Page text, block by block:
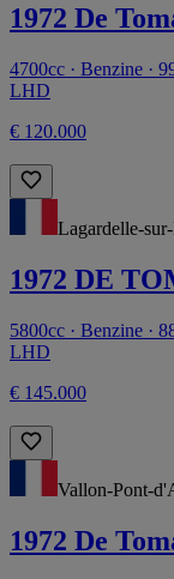
1972 De
4700cc · Benzine ·
LHD
€ 120.000
Lagardelle-
1972 DE
5800cc · Benzine ·
LHD
€ 145.000
Vallon-Pont-
1972 De